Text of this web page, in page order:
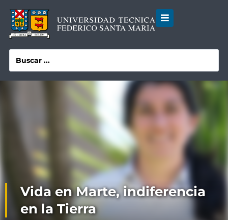
Vida en Marte, indiferencia
en la Tierra